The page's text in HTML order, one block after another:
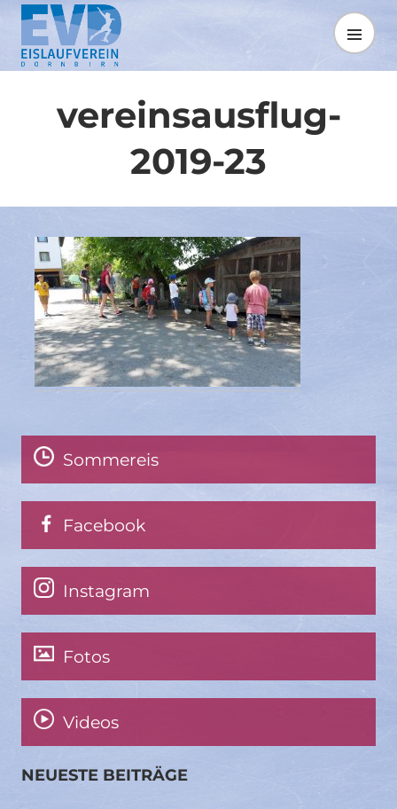
Springe
zum
Inhalt
MENÜ
vereinsausflug-
2019-23
Sommereis
Facebook
Instagram
Fotos
Videos
NEUESTE BEITRÄGE